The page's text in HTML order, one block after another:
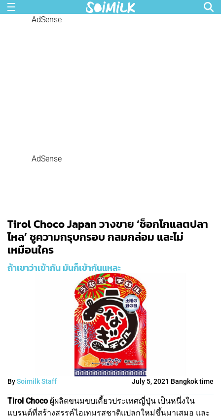
AdSense
AdSense
Tirol Choco Japan วางขาย ‘ช็อกโกแลตปลา
ไหล’ ชูความกรุบกรอบ กลมกล่อม และไม่
เหมือนใคร
ถ้าเขาว่าเข้ากัน มันก็เข้ากันแหละ
BySoimilk Staff July 5, 2021 Bangkok time
Tirol Chocoผู้ผลิตขนมขบเคี้ยวประเทศญี่ปุ่น เป็นหนึ่งใน
แบรนด์ที่สร้างสรรค์ไอเทมรสชาติแปลกใหม่ขึ้นมาเสมอ และ